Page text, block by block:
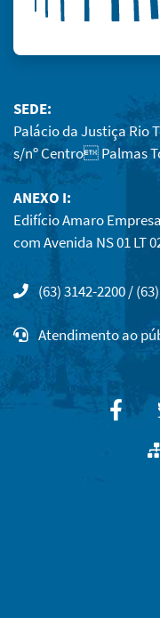
SEDE:
Palácio da Justiça Rio
s/nº Centro Palmas
ANEXO I:
Edifício Amaro
com Avenida NS 01 LT
(63) 3142-2200 /
Atendimento ao